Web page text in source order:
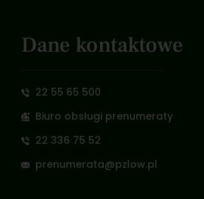
Dane kontaktowe
22 55 65 500
Biuro obsługi prenumeraty
22 336 75 52
prenumerata@pzlow.pl